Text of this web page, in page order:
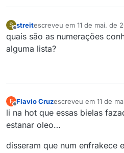
S
Offline
streitescreveu em 11 de mai. de
última edição por
quais são as numerações
alguma lista?
F
Offline
Flavio Cruzescreveu em 11 de
última edição por
li na hot que essas bielas
estanar oleo…
disseram que num enfrakece